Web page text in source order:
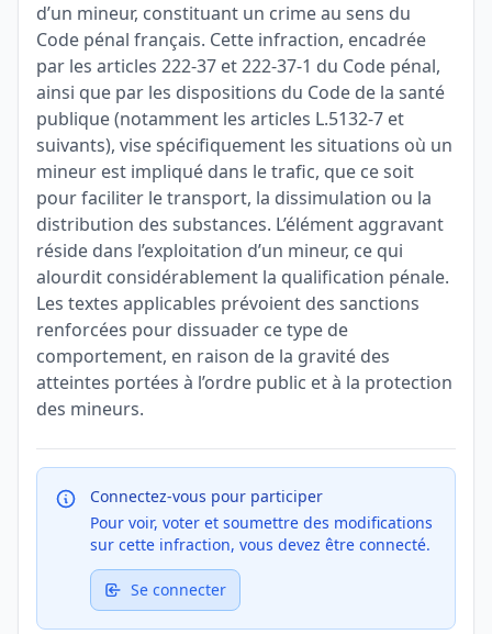
d’un mineur, constituant un crime au sens du
Code pénal français. Cette infraction, encadrée
par les articles 222-37 et 222-37-1 du Code pénal,
ainsi que par les dispositions du Code de la santé
publique (notamment les articles L.5132-7 et
suivants), vise spécifiquement les situations où un
mineur est impliqué dans le trafic, que ce soit
pour faciliter le transport, la dissimulation ou la
distribution des substances. L’élément aggravant
réside dans l’exploitation d’un mineur, ce qui
alourdit considérablement la qualification pénale.
Les textes applicables prévoient des sanctions
renforcées pour dissuader ce type de
comportement, en raison de la gravité des
atteintes portées à l’ordre public et à la protection
des mineurs.
Connectez-vous pour participer
Pour voir, voter et soumettre des modifications
sur cette infraction, vous devez être connecté.
Se connecter